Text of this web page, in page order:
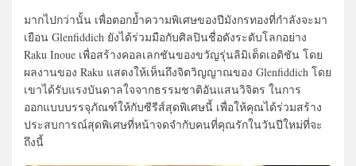
มากไปกว่านั้น เพื่อตอกย้ำความพิเศษของปีมังกรทองที่กำลังจะมา
เยือน Glenfiddich ยังได้ร่วมมือกับศิลปินชื่อดังระดับโลกอย่าง
Raku Inoue เพื่อสร้างคอลเลกชันของขวัญรุ่นลิมิเต็ดเอดิชัน โดย
ผลงานของ Raku แสดงให้เห็นถึงจิตวิญญาณของ Glenfiddich โดย
เขาได้รับแรงบันดาลใจจากธรรมชาติอันแสนวิจิตร ในการ
ออกแบบบรรจุภัณฑ์ให้กับซีรีส์สุดพิเศษนี้ เพื่อให้คุณได้ร่วมสร้าง
ประสบการณ์สุดพิเศษที่หน้าจดจำกับคนที่คุณรักในวันปีใหม่ที่จะ
ถึงนี้